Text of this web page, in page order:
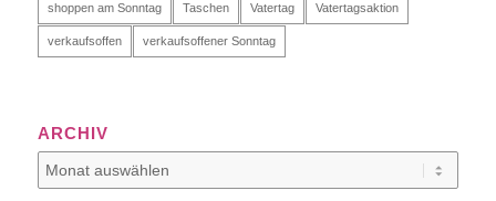
shoppen am Sonntag Taschen Vatertag Vatertagsaktion
verkaufsoffen verkaufsoffener Sonntag
ARCHIV